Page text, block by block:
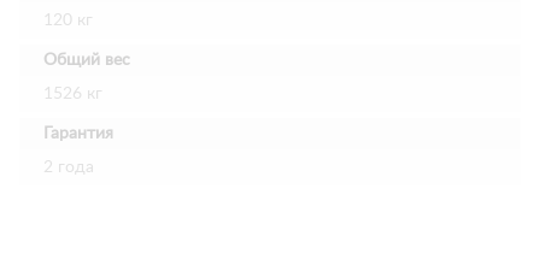
120 кг
Общий вес
1526 кг
Гарантия
2 года